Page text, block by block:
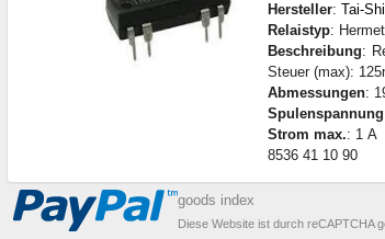
Hersteller: Tai-
Relaistyp:
Beschreibung:
Steuer (max):
Abmessungen:
Spulenspannung
Strom max.: 1 А
8536 41 10 90
goods index
Diese Website ist durch reCAPTCHA